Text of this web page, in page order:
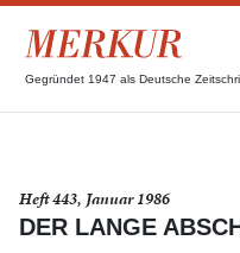
Gegründet 1947 als Deutsche
Heft 443, Januar 1986
DER LANGE